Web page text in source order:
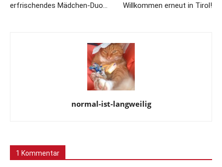
erfrischendes Mädchen-Duo…
Willkommen erneut in Tirol!
normal-ist-langweilig
1 Kommentar